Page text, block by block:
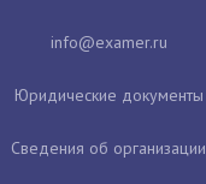
Юридические документы
Сведения об организации